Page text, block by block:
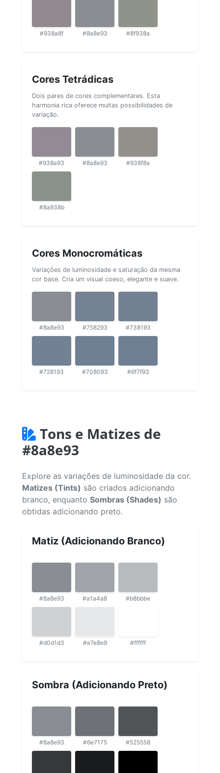
#938a8f #8a8e93 #8f938a
Cores Tetrádicas
Dois pares de cores complementares. Esta
harmonia rica oferece muitas possibilidades de
variação.
#938a93 #8a8e93 #938f8a
#8a938b
Cores Monocromáticas
Variações de luminosidade e saturação da mesma
cor base. Cria um visual coeso, elegante e suave.
#8a8e93 #758293 #738193
#728193 #708093 #6f7f93
Tons e Matizes de
#8a8e93
Explore as variações de luminosidade da cor.
Matizes (Tints) são criados adicionando
branco, enquanto Sombras (Shades) são
obtidas adicionando preto.
Matiz (Adicionando Branco)
#8a8e93 #a1a4a8 #b8bbbe
#d0d1d3 #e7e8e9 #ffffff
Sombra (Adicionando Preto)
#8a8e93 #6e7175 #525558